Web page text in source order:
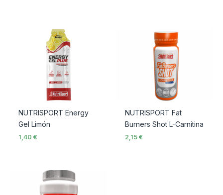
NUTRISPORT Energy
Gel Limón
1,40 €
NUTRISPORT Fat
Burners Shot L-Carnitina
2,15 €